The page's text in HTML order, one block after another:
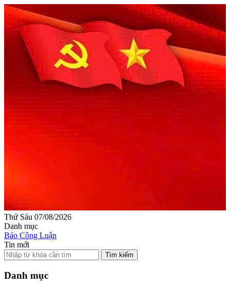
Thứ Sáu 07/08/2026
Danh mục
Báo Công Luận
Tin mới
Tìm kiếm
Danh mục